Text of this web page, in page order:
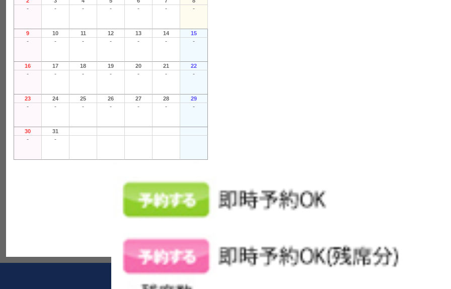
- - - - - - -
9 10 11 12 13 14 15
- - - - - - -
16 17 18 19 20 21 22
- - - - - - -
23 24 25 26 27 28 29
- - - - - - -
30 31
- -